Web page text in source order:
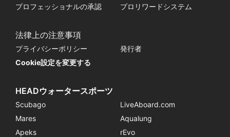
プロフェッショナルの承認
プロリワードシステム
法律上の注意事項
プライバシーポリシー
発行者
Cookie設定を変更する
HEADウォータースポーツ
Scubago
LiveAboard.com
Mares
Aqualung
Apeks
rEvo